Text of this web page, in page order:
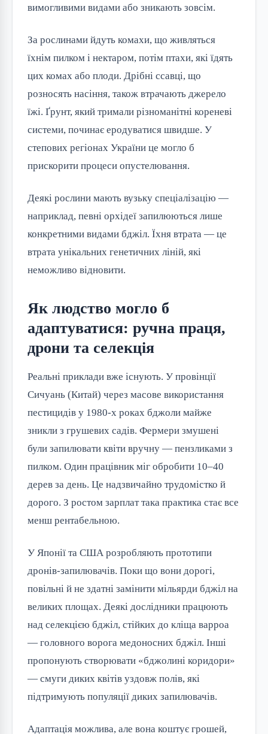
вимогливими видами або зникають зовсім.
За рослинами йдуть комахи, що живляться
їхнім пилком і нектаром, потім птахи, які їдять
цих комах або плоди. Дрібні ссавці, що
розносять насіння, також втрачають джерело
їжі. Ґрунт, який тримали різноманітні кореневі
системи, починає еродуватися швидше. У
степових регіонах України це могло б
прискорити процеси опустелювання.
Деякі рослини мають вузьку спеціалізацію —
наприклад, певні орхідеї запилюються лише
конкретними видами бджіл. Їхня втрата — це
втрата унікальних генетичних ліній, які
неможливо відновити.
Як людство могло б
адаптуватися: ручна праця,
дрони та селекція
Реальні приклади вже існують. У провінції
Сичуань (Китай) через масове використання
пестицидів у 1980-х роках бджоли майже
зникли з грушевих садів. Фермери змушені
були запилювати квіти вручну — пензликами з
пилком. Один працівник міг обробити 10–40
дерев за день. Це надзвичайно трудомістко й
дорого. З ростом зарплат така практика стає все
менш рентабельною.
У Японії та США розробляють прототипи
дронів-запилювачів. Поки що вони дорогі,
повільні й не здатні замінити мільярди бджіл на
великих площах. Деякі дослідники працюють
над селекцією бджіл, стійких до кліща варроа
— головного ворога медоносних бджіл. Інші
пропонують створювати «бджолині коридори»
— смуги диких квітів уздовж полів, які
підтримують популяції диких запилювачів.
Адаптація можлива, але вона коштує грошей,